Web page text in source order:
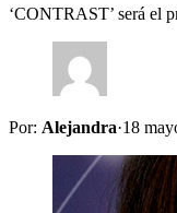
‘CONTRAST’ será el
Por: Alejandra·18